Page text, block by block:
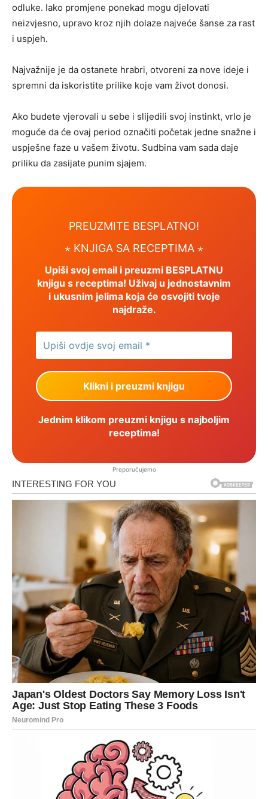
odluke. Iako promjene ponekad mogu djelovati
neizvjesno, upravo kroz njih dolaze najveće šanse za rast
i uspjeh.
Najvažnije je da ostanete hrabri, otvoreni za nove ideje i
spremni da iskoristite prilike koje vam život donosi.
Ako budete vjerovali u sebe i slijedili svoj instinkt, vrlo je
moguće da će ovaj period označiti početak jedne snažne i
uspješne faze u vašem životu. Sudbina vam sada daje
priliku da zasijate punim sjajem.
PREUZMITE BESPLATNO!
⋆ KNJIGA SA RECEPTIMA ⋆
Upiši svoj email i preuzmi BESPLATNU
knjigu s receptima! Uživaj u jednostavnim
i ukusnim jelima koja će osvojiti tvoje
najdraže.
Jednim klikom preuzmi knjigu s najboljim
receptima!
Preporučujemo